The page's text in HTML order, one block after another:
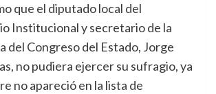
que el diputado local del
Institucional y secretario de la
del Congreso del Estado, Jorge
no pudiera ejercer su sufragio, ya
no apareció en la lista de